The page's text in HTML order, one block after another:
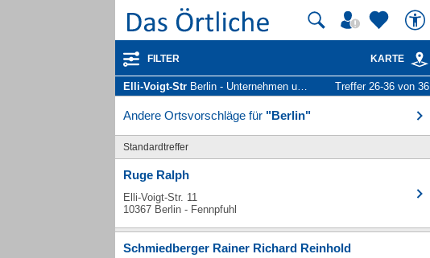
FILTER KARTE
Elli-Voigt-Str Berlin - Unternehmen und Personen Treffer 26-36 von 36
Andere Ortsvorschläge für "Berlin"
Standardtreffer
Ruge Ralph
Elli-Voigt-Str. 11
10367 Berlin - Fennpfuhl
Schmiedberger Rainer Richard Reinhold